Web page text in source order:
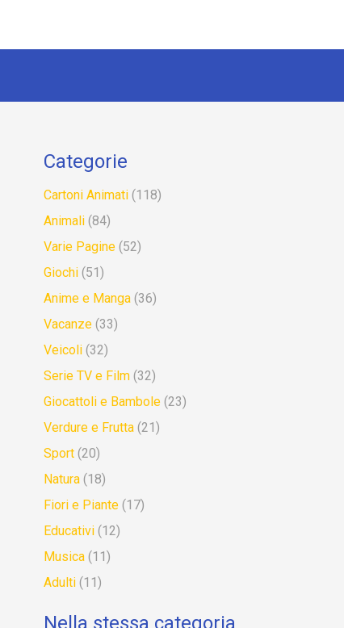
Categorie
Cartoni Animati (118)
Animali (84)
Varie Pagine (52)
Giochi (51)
Anime e Manga (36)
Vacanze (33)
Veicoli (32)
Serie TV e Film (32)
Giocattoli e Bambole (23)
Verdure e Frutta (21)
Sport (20)
Natura (18)
Fiori e Piante (17)
Educativi (12)
Musica (11)
Adulti (11)
Nella stessa categoria